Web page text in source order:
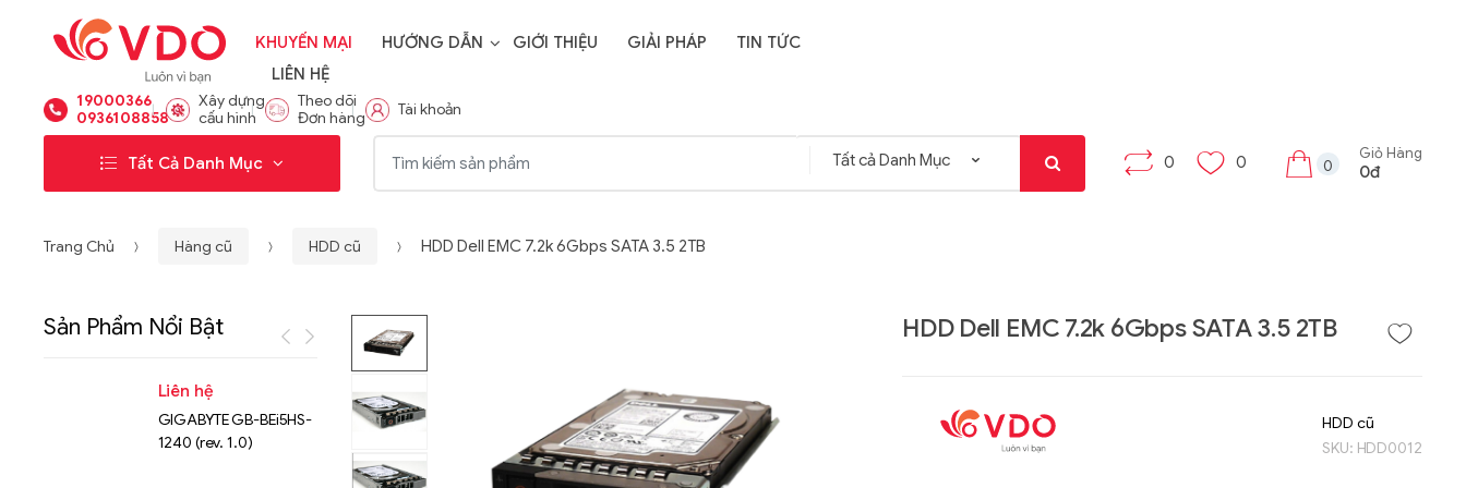
KHUYẾN MẠI HƯỚNG DẪN GIỚI THIỆU GIẢI PHÁP
TIN TỨC
LIÊN HỆ
19000366
0936108858
Xây dựng
cấu hình
Theo dõi
Đơn hàng
Tài khoản
Tất Cả Danh Mục 0 0 0
Giỏ Hàng
0đ
Trang Chủ Hàng cũ HDD cũ HDD Dell EMC 7.2k 6Gbps SATA 3.5 2TB
HDD Dell EMC 7.2k 6Gbps SATA 3.5 2TB
HDD cũ
SKU: HDD0012
Sản Phẩm Nổi Bật
Liên hệ
GIGABYTE GB-BEi5HS-
1240 (rev. 1.0)
NVMe™ SSD Storage
Micron - 64GB -
GIGABYTE G593-ZD1
(rev. AAX1)
Máy tính bảng Gama
Tab X8
Bộ khung máy trạm
W332-Z00